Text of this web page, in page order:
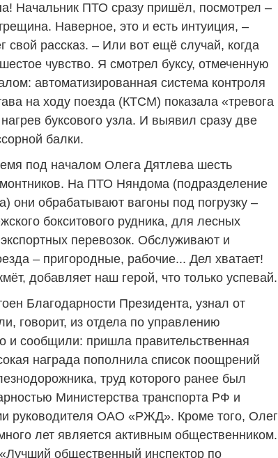
Начальник ПТО сразу пришёл, посмотрел –
Наверное, это и есть интуиция, –
свой рассказ. – Или вот ещё случай, когда
чувство. Я смотрел буксу, отмеченную
автоматизированная система контроля
на ходу поезда (КТСМ) показала «тревога
буксового узла. И выявил сразу две
балки.
под началом Олега Дятлева шесть
На ПТО Няндома (подразделение
они обрабатывают вагоны под погрузку –
бокситового рудника, для лесных
перевозок. Обслуживают и
– пригородные, рабочие... Дел хватает!
добавляет наш герой, что только успевай.
Благодарности Президента, узнал от
говорит, из отдела по управлению
и сообщили: пришла правительственная
награда пополнила список поощрений
труд которого ранее был
Министерства транспорта РФ и
руководителя ОАО «РЖД». Кроме того, Олег
лет является активным общественником.
общественный инспектор по